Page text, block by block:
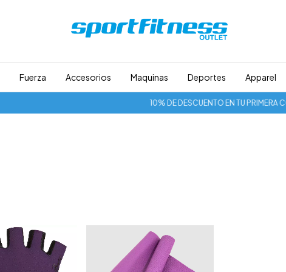
Fuerza Accesorios Maquinas Deportes Apparel
10% DE DESCUENTO EN TU